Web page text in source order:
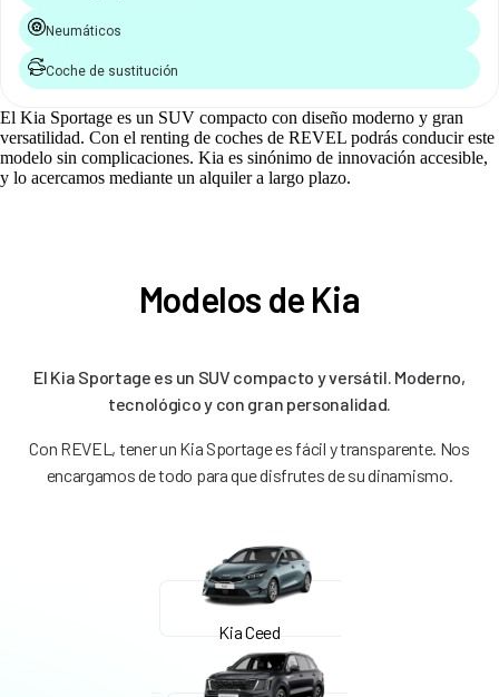
Neumáticos
Coche de sustitución
El Kia Sportage es un SUV compacto con diseño moderno y gran
versatilidad. Con el renting de coches de REVEL podrás conducir este
modelo sin complicaciones. Kia es sinónimo de innovación accesible,
y lo acercamos mediante un alquiler a largo plazo.
Modelos de Kia
El Kia Sportage es un SUV compacto y versátil. Moderno,
tecnológico y con gran personalidad.
Con REVEL, tener un Kia Sportage es fácil y transparente. Nos
encargamos de todo para que disfrutes de su dinamismo.
Kia Ceed